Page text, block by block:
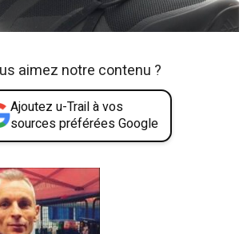
aimez notre contenu ?
Ajoutez u-Trail à vos
sources préférées Google